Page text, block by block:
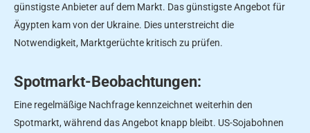
günstigste Anbieter auf dem Markt. Das günstigste Angebot für
Ägypten kam von der Ukraine. Dies unterstreicht die
Notwendigkeit, Marktgerüchte kritisch zu prüfen.
Spotmarkt-Beobachtungen:
Eine regelmäßige Nachfrage kennzeichnet weiterhin den
Spotmarkt, während das Angebot knapp bleibt. US-Sojabohnen